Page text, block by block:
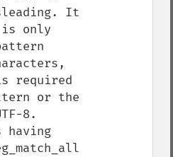
It
only
required
or the
8.